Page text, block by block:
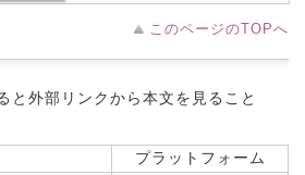
このページのTOPへ
と外部リンクから本文を見ること
プラットフォーム